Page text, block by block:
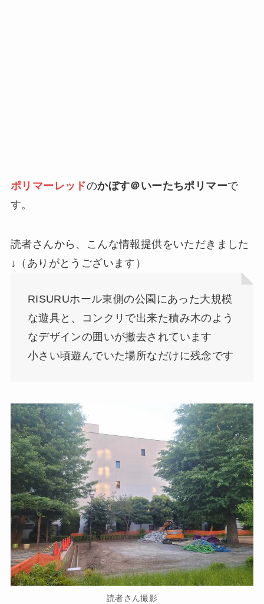
ポリマーレッドのかぼす＠いーたちポリマーで
す。
読者さんから、こんな情報提供をいただきました
↓（ありがとうございます）
RISURUホール東側の公園にあった大規模
な遊具と、コンクリで出来た積み木のよう
なデザインの囲いが撤去されています
小さい頃遊んでいた場所なだけに残念です
読者さん撮影